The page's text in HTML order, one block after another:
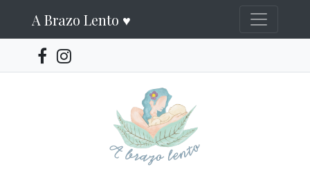
A Brazo Lento ♥